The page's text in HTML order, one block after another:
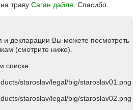
траву Саган дайля . Спасибо.
и декларации Вы можете посмотреть
(смотрите ниже).
списке:
staroslav/legal/big/staroslav01.png
staroslav/legal/big/staroslav02.png